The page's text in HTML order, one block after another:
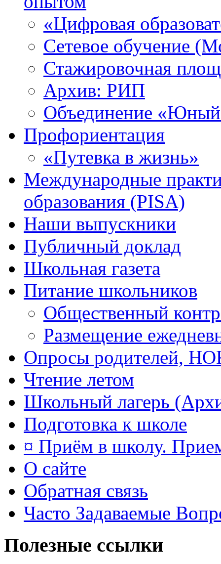
«Цифровая
Сетевое обучение
Стажировочная
Архив: РИП
Объединение «Юный
Профориентация
«Путевка в жизнь»
Международные
образования (PISA)
Наши выпускники
Публичный доклад
Школьная газета
Питание школьников
Общественный
Размещение
Опросы родителей,
Чтение летом
Школьный лагерь
Подготовка к школе
¤ Приём в школу.
О сайте
Обратная связь
Часто Задаваемые
Полезные ссылки